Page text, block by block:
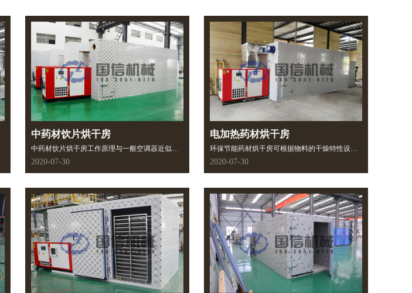
中药材饮片烘干房
中药材饮片烘干房工作原理与一般空调器近似，
当湿空气在风机吸引下，从去湿机进口处与蒸发
2020-07-30
电加热药材烘干房
环保节能药材烘干房可根据物料的干燥特性设计
成不同的热风循环干燥形式，是热风循环烘箱的
单，维护方便、运行稳定，适用于大规模生产干
燥速率较低的难干燥物料，适合各种物料的烘干
加工操作。
2020-07-30